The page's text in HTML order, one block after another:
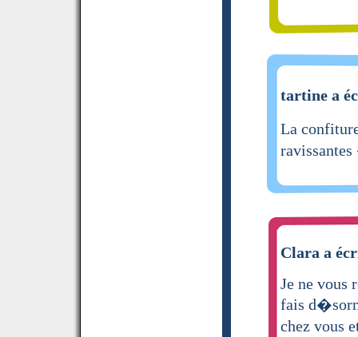
tartine a
La
Clara a
Je ne vous
fais
chez vous